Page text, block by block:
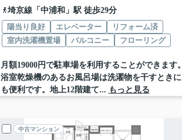
埼京線「 中浦和 」駅 徒歩29分
陽当り良好
エレベーター
リフォーム済
室内洗濯機置場
バルコニー フローリング
月額19000円で駐車場を利用することができます。
浴室乾燥機のあるお風呂場は洗濯物を干すときに
も便利です。地上12階建て... もっと見る
中古マンション